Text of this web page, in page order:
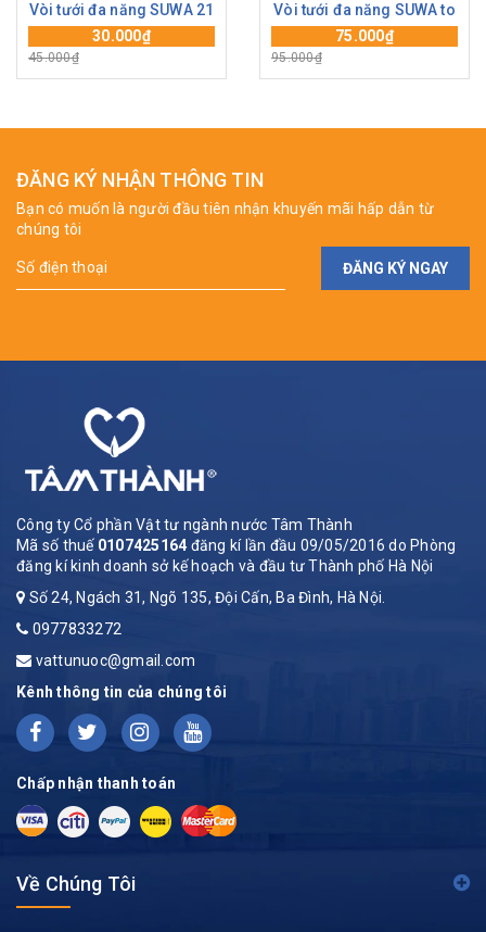
Vòi tưới đa năng SUWA 21
30.000₫
45.000₫
Vòi tưới đa năng SUWA to
75.000₫
95.000₫
ĐĂNG KÝ NHẬN THÔNG TIN
Bạn có muốn là người đầu tiên nhận khuyến mãi hấp dẫn từ
chúng tôi
ĐĂNG KÝ NGAY
Công ty Cổ phần Vật tư ngành nước Tâm Thành
Mã số thuế 0107425164 đăng kí lần đầu 09/05/2016 do Phòng
đăng kí kinh doanh sở kế hoạch và đầu tư Thành phố Hà Nội
Số 24, Ngách 31, Ngõ 135, Đội Cấn, Ba Đình, Hà Nội.
0977833272
vattunuoc@gmail.com
Kênh thông tin của chúng tôi
Chấp nhận thanh toán
Về Chúng Tôi